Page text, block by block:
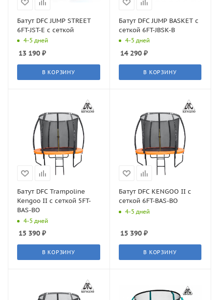
Батут DFC JUMP STREET
6FT-JST-E c сеткой
4-5 дней
13 190 ₽
В КОРЗИНУ
Батут DFC JUMP BASKET с
сеткой 6FT-JBSK-B
4-5 дней
14 290₽
В КОРЗИНУ
Батут DFC Trampoline
Kengoo II с сеткой 5FT-
BAS-BO
4-5 дней
15 390 ₽
В КОРЗИНУ
Батут DFC KENGOO II с
сеткой 6FT-BAS-BO
4-5 дней
15 390₽
В КОРЗИНУ